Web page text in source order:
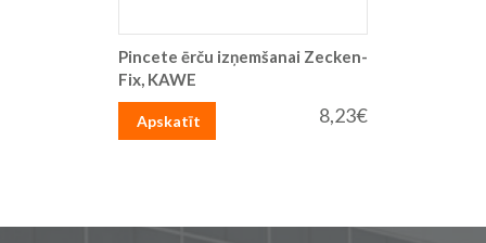
Pincete ērču izņemšanai Zecken-
Fix, KAWE
8,23€
Apskatīt